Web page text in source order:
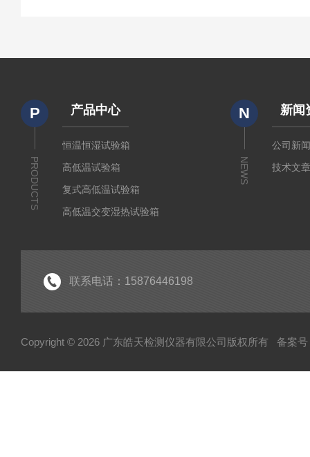
P
PRODUCTS
产品中心
恒温恒湿试验箱
高低温试验箱
复式高低温试验箱
高低温交变湿热试验箱
紫外老化试验箱
高温烤箱干燥箱
N
NEWS
新闻
公司新
技术文
联系电话：15876446198
Copyright © 2026 广东皓天检测仪器有限公司版权所有 备案号